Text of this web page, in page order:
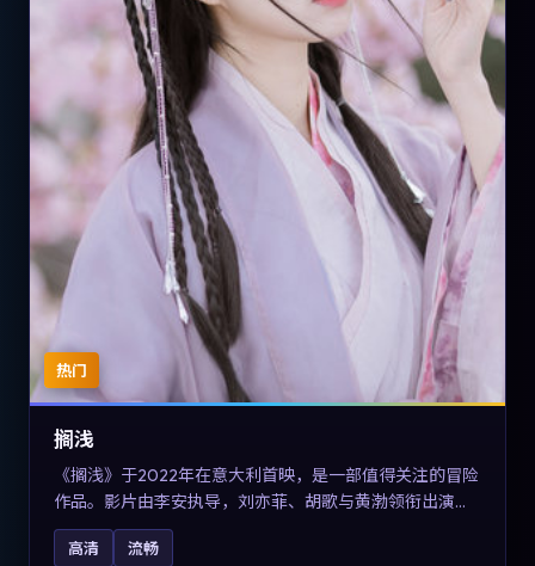
热门
搁浅
《搁浅》于2022年在意大利首映，是一部值得关注的冒险
作品。影片由李安执导，刘亦菲、胡歌与黄渤领衔出演。
剧情用喜剧外壳包裹对现实规则的温和反讽，整体完成度
高，适合希望了解意大利冒险类型创作的观众在线观看。
高清 流畅